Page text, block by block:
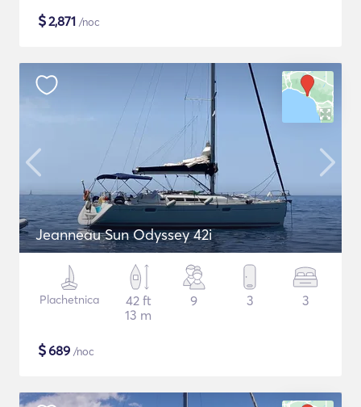
$2,871 /noc
Jeanneau Sun Odyssey 42i
Plachetnica
42 ft
13 m
9 3 3
$689 /noc